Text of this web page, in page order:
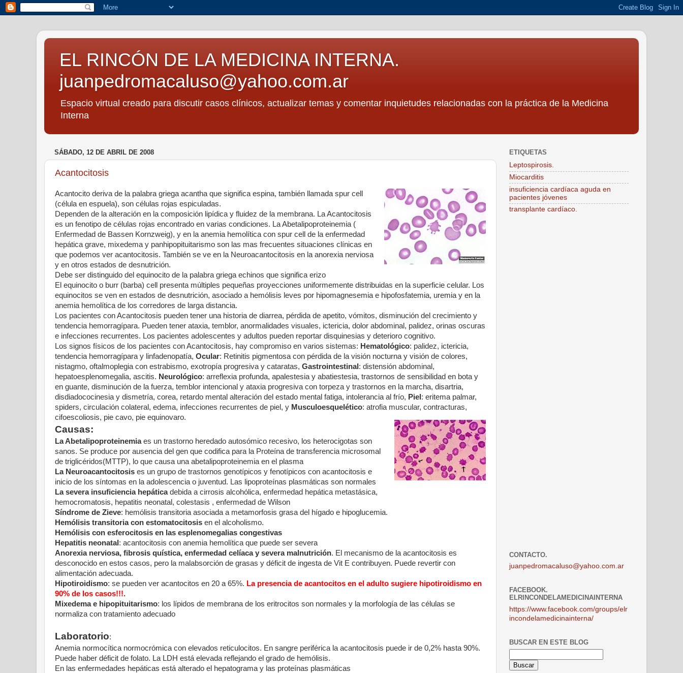
EL RINCÓN DE LA MEDICINA INTERNA.
juanpedromacaluso@yahoo.com.ar
Espacio virtual creado para discutir casos clínicos, actualizar temas y comentar inquietudes relacionadas con la práctica de la Medicina
Interna
SÁBADO, 12 DE ABRIL DE 2008
Acantocitosis
Acantocito deriva de la palabra griega acantha que significa espina, también llamada spur cell
(célula en espuela), son células rojas espiculadas.
Dependen de la alteración en la composición lipídica y fluidez de la membrana. La Acantocitosis
es un fenotipo de células rojas encontrado en varias condiciones. La Abetalipoproteinemia (
Enfermedad de Bassen Kornzweig), y en la anemia hemolítica con spur cell de la enfermedad
hepática grave, mixedema y panhipopituitarismo son las mas frecuentes situaciones clínicas en
que podemos ver acantocitosis. También se ve en la Neuroacantocitosis en la anorexia nerviosa
y en otros estados de desnutrición.
Debe ser distinguido del equinocito de la palabra griega echinos que significa erizo
El equinocito o burr (barba) cell presenta múltiples pequeñas proyecciones uniformemente distribuidas en la superficie celular. Los
equinocitos se ven en estados de desnutrición, asociado a hemólisis leves por hipomagnesemia e hipofosfatemia, uremia y en la
anemia hemolítica de los corredores de larga distancia.
Los pacientes con Acantocitosis pueden tener una historia de diarrea, pérdida de apetito, vómitos, disminución del crecimiento y
tendencia hemorragípara. Pueden tener ataxia, temblor, anormalidades visuales, ictericia, dolor abdominal, palidez, orinas oscuras
e infecciones recurrentes. Los pacientes adolescentes y adultos pueden reportar disquinesias y deterioro cognitivo.
Los signos físicos de los pacientes con Acantocitosis, hay compromiso en varios sistemas: Hematológico: palidez, ictericia,
tendencia hemorragípara y linfadenopatía, Ocular: Retinitis pigmentosa con pérdida de la visión nocturna y visión de colores,
nistagmo, oftalmoplegia con estrabismo, exotropía progresiva y cataratas, Gastrointestinal : distensión abdominal,
hepatoesplenomegalia, ascitis. Neurológico: arreflexia profunda, apalestesia y abatiestesia, trastornos de sensibilidad en bota y
en guante, disminución de la fuerza, temblor intencional y ataxia progresiva con torpeza y trastornos en la marcha, disartria,
disdiadococinesia y dismetría, corea, retardo mental alteración del estado mental fatiga, intolerancia al frío, Piel : eritema palmar,
spiders, circulación colateral, edema, infecciones recurrentes de piel, y Musculoesquelético: atrofia muscular, contracturas,
cifoescoliosis, pie cavo, pie equinovaro.
Causas:
La Abetalipoproteinemiaes un trastorno heredado autosómico recesivo, los heterocigotas son
sanos. Se produce por ausencia del gen que codifica para la Proteína de transferencia microsomal
de triglicéridos(MTTP), lo que causa una abetalipoproteinemia en el plasma
La Neuroacantocitosis es un grupo de trastornos genotípicos y fenotípicos con acantocitosis e
inicio de los síntomas en la adolescencia o juventud. Las lipoproteínas plasmáticas son normales
La severa insuficiencia hepáticadebida a cirrosis alcohólica, enfermedad hepática metastásica,
hemocromatosis, hepatitis neonatal, colestasis , enfermedad de Wilson
Síndrome de Zieve: hemólisis transitoria asociada a metamorfosis grasa del hígado e hipoglucemia.
Hemólisis transitoria con estomatocitosis en el alcoholismo.
Hemólisis con esferocitosis en las esplenomegalias congestivas
Hepatitis neonatal : acantocitosis con anemia hemolítica que puede ser severa
Anorexia nerviosa, fibrosis quística, enfermedad celíaca y severa malnutrición. El mecanismo de la acantocitosis es
desconocido en estos casos, pero la malabsorción de grasas y déficit de ingesta de Vit E contribuyen. Puede revertir con
alimentación adecuada.
Hipotiroidismo: se pueden ver acantocitos en 20 a 65%. La presencia de acantocitos en el adulto sugiere hipotiroidismo en
90% de los casos!!!.
Mixedema e hipopituitarismo: los lípidos de membrana de los eritrocitos son normales y la morfología de las células se
normaliza con tratamiento adecuado
Laboratorio:
Anemia normocítica normocrómica con elevados reticulocitos. En sangre periférica la acantocitosis puede ir de 0,2% hasta 90%.
Puede haber déficit de folato. La LDH está elevada reflejando el grado de hemólisis.
En las enfermedades hepáticas está alterado el hepatograma y las proteínas plasmáticas
ETIQUETAS
Leptospirosis.
Miocarditis
insuficiencia cardíaca aguda en
pacientes jóvenes
transplante cardíaco.
CONTACTO.
juanpedromacaluso@yahoo.com.ar
FACEBOOK.
ELRINCONDELAMEDICINAINTERNA
https://www.facebook.com/groups/elr
incondelamedicinainterna/
BUSCAR EN ESTE BLOG